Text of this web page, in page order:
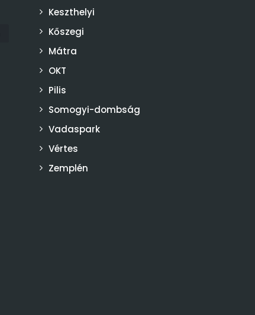
Keszthelyi
Kőszegi
Mátra
OKT
Pilis
Somogyi-dombság
Vadaspark
Vértes
Zemplén